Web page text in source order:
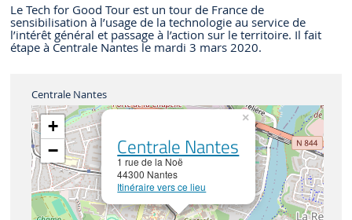
Le Tech for Good Tour est un tour de France de
sensibilisation à l’usage de la technologie au service de
l’intérêt général et passage à l’action sur le territoire. Il fait
étape à Centrale Nantes le mardi 3 mars 2020.
Centrale Nantes
Centrale Nantes
1 rue de la Noë
44300 Nantes
Itinéraire vers ce lieu
×
+
−